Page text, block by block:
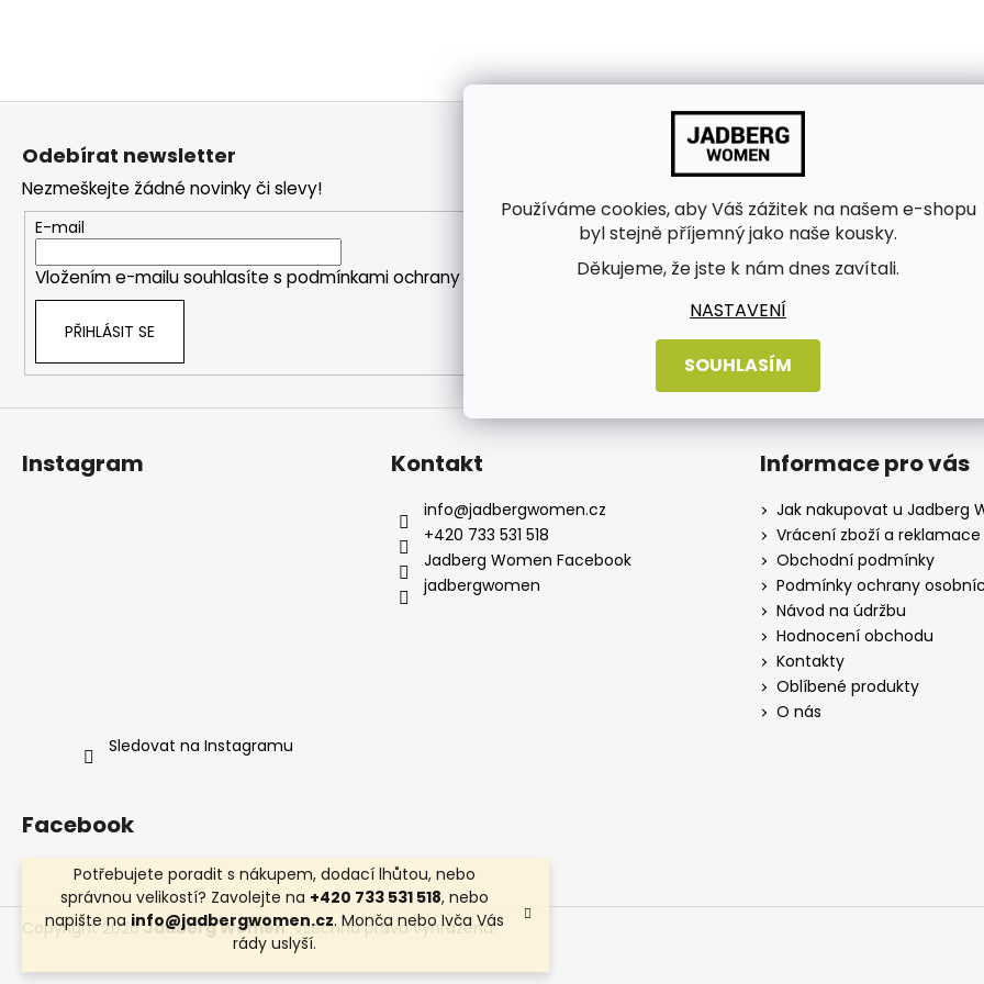
Používáme cookies, aby Váš zážitek na našem e-shopu
byl stejně příjemný jako naše kousky.
Děkujeme, že jste k nám dnes zavítali.
NASTAVENÍ
SOUHLASÍM
Potřebujete poradit s nákupem, dodací lhůtou, nebo
správnou velikostí? Zavolejte na +420 733 531 518, nebo
napište nainfo@jadbergwomen.cz. Monča nebo Ivča Vás
rády uslyší.
t
?
Z
Odebírat newsletter
Nezmeškejte žádné novinky či slevy!
E-mail
Vložením e-mailu souhlasíte s podmínkami ochrany osobních údajů
PŘIHLÁSIT SE
Instagram
Sledovat na Instagramu
Kontakt
info@jadbergwomen.cz
+420 733 531 518
Jadberg Women Facebook
jadbergwomen
Informace pro vás
Jak nakupovat u Jadberg
Vrácení zboží a reklamace
Obchodní podmínky
Podmínky ochrany
Návod na údržbu
Hodnocení obchodu
Kontakty
Oblíbené produkty
O nás
Facebook
Copyright 2026Jadberg Women. Všechna práva vyhrazena.